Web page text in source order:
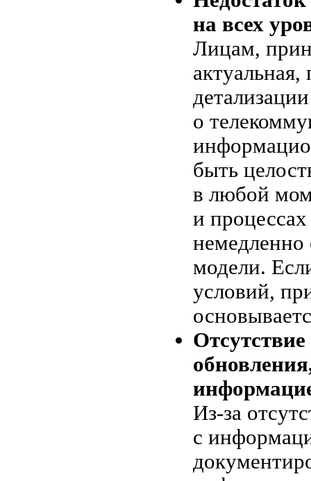
на всех
Лицам,
о
быть
в любой
и
модели.
условий,
Из-за
с